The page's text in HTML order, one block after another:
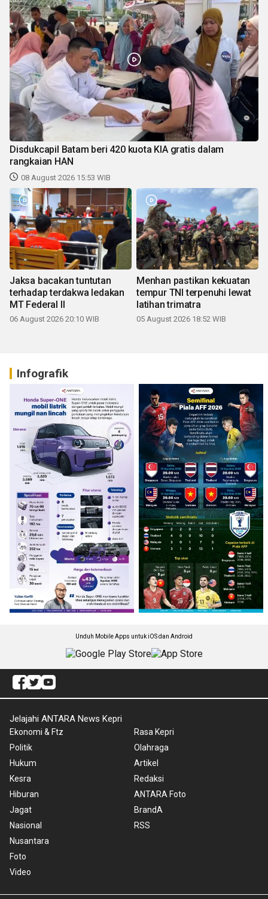
Disdukcapil Batam beri 420 kuota KIA gratis dalam
rangkaian HAN
08 August 2026 15:53 WIB
Jaksa bacakan tuntutan
terhadap terdakwa ledakan
MT Federal II
06 August 2026 20:10 WIB
Menhan pastikan kekuatan
tempur TNI terpenuhi lewat
latihan trimatra
05 August 2026 18:52 WIB
Infografik
Unduh Mobile Apps untuk iOS dan Android
Jelajahi ANTARA News Kepri
Ekonomi & Ftz
Politik
Hukum
Kesra
Hiburan
Jagat
Nasional
Nusantara
Foto
Video
Rasa Kepri
Olahraga
Artikel
Redaksi
ANTARA Foto
BrandA
RSS